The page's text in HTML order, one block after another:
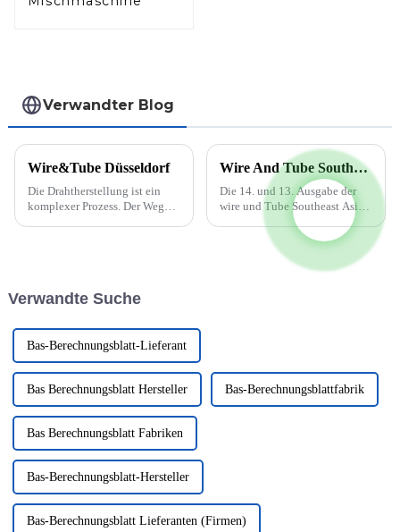
Verwandter Blog
Wire&Tube Düsseldorf
Die Drahtherstellung ist ein
komplexer Prozess. Der Weg
seinen Zieldurchmesser
Wire And Tube Southeast Asia findet vom 5. bis 7. Oktober 2022 statt
Die 14. und 13. Ausgabe der
wire und Tube Southeast Asia
wird auf den späteren Teil des
Jahres 2022 verschoben, wenn
die beiden parallel
stattfindenden Messen vom 5.
Verwandte Suche
Bas-Berechnungsblatt-Lieferant
Bas Berechnungsblatt Hersteller Bas-Berechnungsblattfabrik
Bas Berechnungsblatt Fabriken
Bas-Berechnungsblatt-Hersteller
Bas-Berechnungsblatt Lieferanten (Firmen)